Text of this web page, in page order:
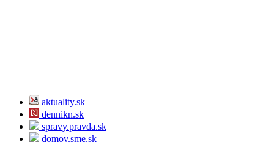
aktuality.sk
dennikn.sk
spravy.pravda.sk
domov.sme.sk